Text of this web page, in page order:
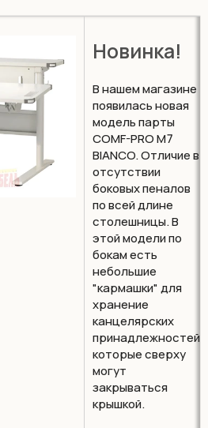
Новинка!
В нашем магазине
появилась новая
модель парты
COMF-PRO M7
BIANCO. Отличие в
отсутствии
боковых пеналов
по всей длине
столешницы. В
этой модели по
бокам есть
небольшие
"кармашки" для
хранение
канцелярских
принадлежностей,
которые сверху
могут
закрываться
крышкой.